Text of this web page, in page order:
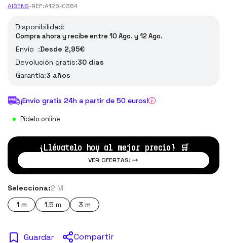
AISENS-REF:A125-0364
Disponibilidad:
Compra ahora y recibe entre 10 Ago. y 12 Ago.
Envío :Desde 2,95€
Devolución gratis:30 días
Garantía:3 años
¡Envío gratis 24h a partir de 50 euros!
Pídelo online
¡Llévatelo hoy al mejor precio! 🛒
VER OFERTAS!
Selecciona:2 M
1 m
1.5 m 3 m
Guardar Compartir